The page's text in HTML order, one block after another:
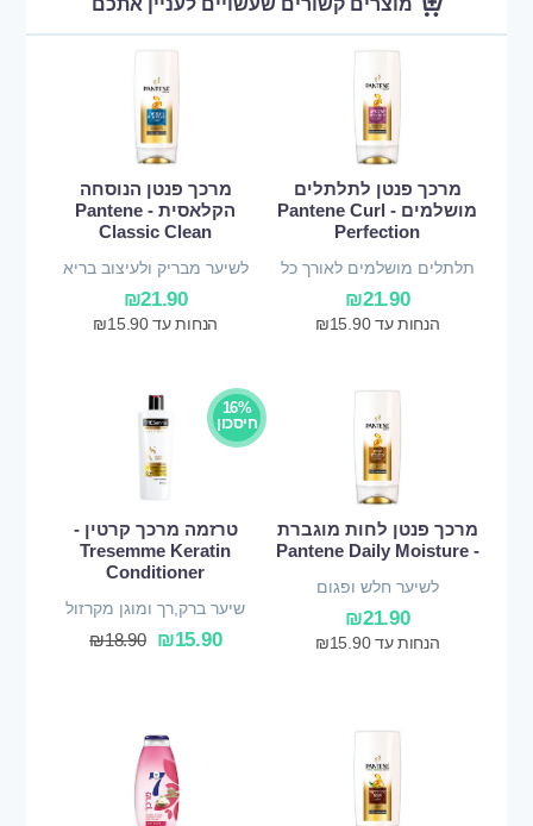
מרכך פנטן לתלתלים
מושלמים - Pantene Curl
Perfection
תלתלים מושלמים לאורך כל
היום₪21.90
הנחות עד ₪15.90
מרכך פנטן הנוסחה
הקלאסית - Pantene
Classic Clean
לשיער מבריק ולעיצוב בריא
למראה₪21.90
הנחות עד ₪15.90
מרכך פנטן לחות מוגברת
- Pantene Daily Moisture
לשיער חלש ופגום
₪21.90
הנחות עד ₪15.90
16%
חיסכון
טרזמה מרכך קרטין -
Tresemme Keratin
Conditioner
שיער ברק,רך ומוגן מקרזול
₪15.90
₪18.90